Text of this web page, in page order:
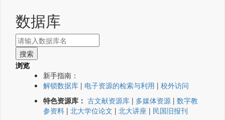
数据库
浏览
新手指南：
解锁数据库 | 电子资源的检索与利用 | 校外访问
特色资源库： 古文献资源库 | 多媒体资源 | 数字教
参资料 | 北大学位论文 | 北大讲座 | 民国旧报刊